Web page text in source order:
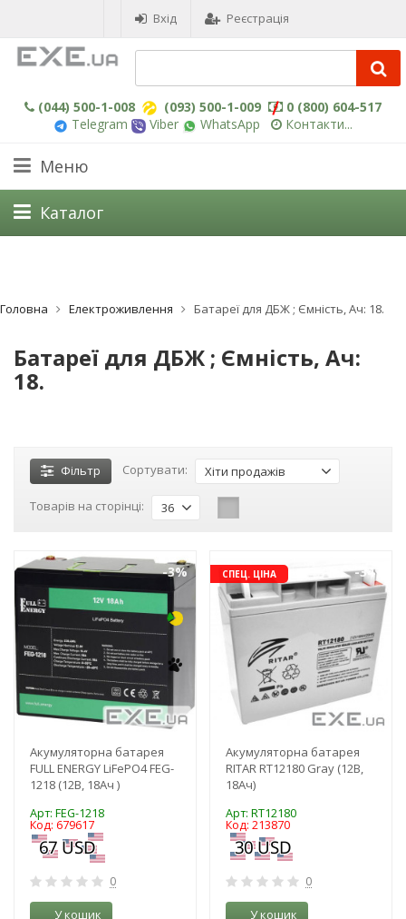
Вхід Реєстрація
(044) 500-1-008 (093) 500-1-009
0 (800) 604-517
Telegram
Viber WhatsApp Контакти...
Меню
Каталог
Головна Електроживлення Батареї для ДБЖ ; Ємність, Ач: 18.
Батареї для ДБЖ ; Ємність, Ач:
18.
Фільтр Сортувати: Хіти продажів
Товарів на сторінці: 36
-3%
Акумуляторна батарея
FULL ENERGY LiFePO4 FEG-
1218 (12В, 18Ач )
Арт: FEG-1218
Код: 679617
0
У кошик
СПЕЦ. ЦІНА -34%
Акумуляторна батарея
RITAR RT12180 Gray (12В,
18Ач)
Арт: RT12180
Код: 213870
0
У кошик